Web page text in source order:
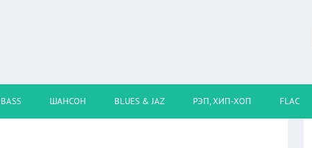
ШАНСОН BLUES & JAZ РЭП, ХИП-ХОП FLAC